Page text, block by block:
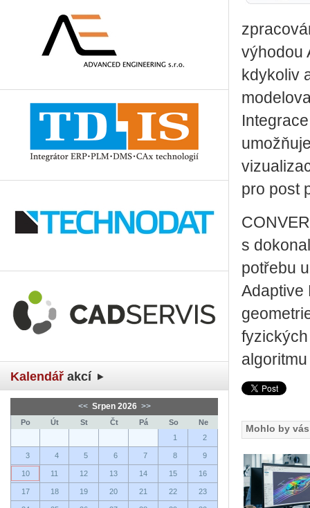
Kalendář akcí
<< Srpen 2026 >>
Po Út St Čt Pá So
Ne
1
2
3 4 5 6 7 8 9
10 11 12 13 14 15 16
17 18 19 20 21 22 23
výhodou
kdykoliv
pro post
s
potřebu
Adaptive
Mohlo by